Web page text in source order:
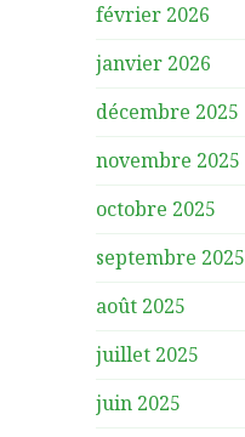
février 2026
janvier 2026
décembre 2025
novembre 2025
octobre 2025
septembre 2025
août 2025
juillet 2025
juin 2025